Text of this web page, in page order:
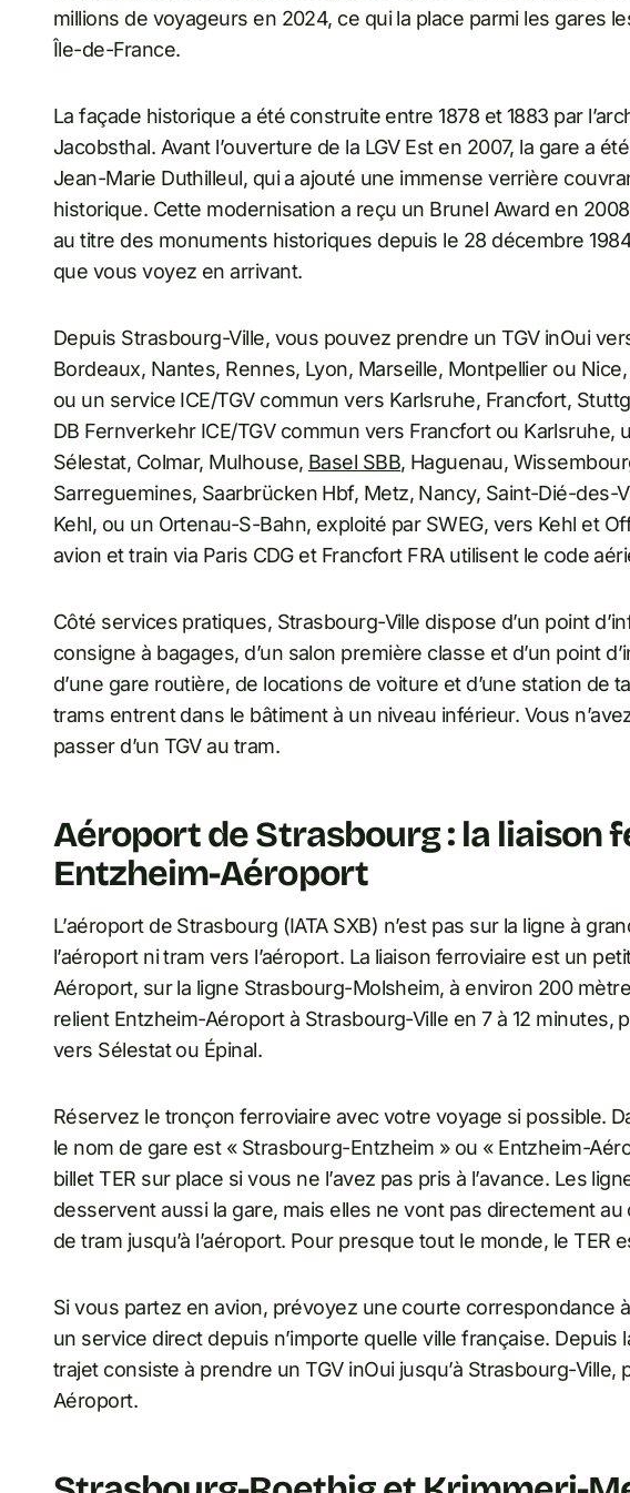
millions de voyageurs en 2024, ce qui la place parmi les gares
Île-de-France.
La façade historique a été construite entre 1878 et 1883 par
Jacobsthal. Avant l’ouverture de la LGV Est en 2007, la gare a
Jean-Marie Duthilleul, qui a ajouté une immense verrière
historique. Cette modernisation a reçu un Brunel Award en
au titre des monuments historiques depuis le 28 décembre
que vous voyez en arrivant.
Depuis Strasbourg-Ville, vous pouvez prendre un TGV inOui
Bordeaux, Nantes, Rennes, Lyon, Marseille, Montpellier ou
ou un service ICE/TGV commun vers Karlsruhe, Francfort,
DB Fernverkehr ICE/TGV commun vers Francfort ou Karlsruhe,
Sélestat, Colmar, Mulhouse, Basel SBB, Haguenau,
Sarreguemines, Saarbrücken Hbf, Metz, Nancy, Saint-Dié-des-
Kehl, ou un Ortenau-S-Bahn, exploité par SWEG, vers Kehl et
avion et train via Paris CDG et Francfort FRA utilisent le code
Côté services pratiques, Strasbourg-Ville dispose d’un point
consigne à bagages, d’un salon première classe et d’un point
d’une gare routière, de locations de voiture et d’une station de
trams entrent dans le bâtiment à un niveau inférieur. Vous
passer d’un TGV au tram.
Aéroport de Strasbourg : la liaison
Entzheim-Aéroport
L’aéroport de Strasbourg (IATA SXB) n’est pas sur la ligne à
l’aéroport ni tram vers l’aéroport. La liaison ferroviaire est un
Aéroport, sur la ligne Strasbourg-Molsheim, à environ 200
relient Entzheim-Aéroport à Strasbourg-Ville en 7 à 12 minutes,
vers Sélestat ou Épinal.
Réservez le tronçon ferroviaire avec votre voyage si possible.
le nom de gare est « Strasbourg-Entzheim » ou « Entzheim-
billet TER sur place si vous ne l’avez pas pris à l’avance. Les
desservent aussi la gare, mais elles ne vont pas directement au
de tram jusqu’à l’aéroport. Pour presque tout le monde, le TER
Si vous partez en avion, prévoyez une courte correspondance
un service direct depuis n’importe quelle ville française. Depuis
trajet consiste à prendre un TGV inOui jusqu’à Strasbourg-
Aéroport.